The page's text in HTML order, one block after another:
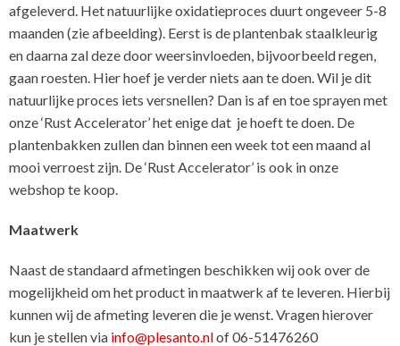
afgeleverd. Het natuurlijke oxidatieproces duurt ongeveer 5-8
maanden (zie afbeelding). Eerst is de plantenbak staalkleurig
en daarna zal deze door weersinvloeden, bijvoorbeeld regen,
gaan roesten. Hier hoef je verder niets aan te doen. Wil je dit
natuurlijke proces iets versnellen? Dan is af en toe sprayen met
onze ‘Rust Accelerator’ het enige dat je hoeft te doen. De
plantenbakken zullen dan binnen een week tot een maand al
mooi verroest zijn. De ‘Rust Accelerator’ is ook in onze
webshop te koop.
Maatwerk
Naast de standaard afmetingen beschikken wij ook over de
mogelijkheid om het product in maatwerk af te leveren. Hierbij
kunnen wij de afmeting leveren die je wenst. Vragen hierover
kun je stellen via info@plesanto.nlof 06-51476260